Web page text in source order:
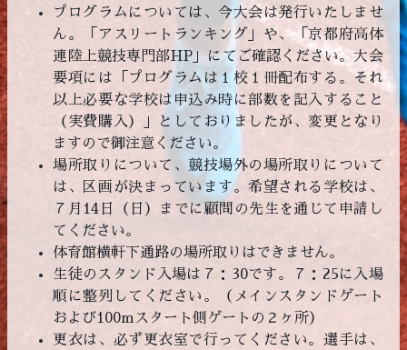
プログラムについては、今大会は発行いたしませ
ん。「アスリートランキング」や、「京都府高体
連陸上競技専門部HP」にてご確認ください。大会
要項には「プログラムは１校１冊配布する。それ
以上必要な学校は申込み時に部数を記入すること
（実費購入）」としておりましたが、変更となり
ますので御注意ください。
場所取りについて、競技場外の場所取りについて
は、区画が決まっています。希望される学校は、
７月14日（日）までに顧問の先生を通じて申請し
てください。
体育館横軒下通路の場所取りはできません。
生徒のスタンド入場は７：30です。７：25に入場
順に整列してください。（メインスタンドゲート
および100mスタート側ゲートの２ヶ所）
更衣は、必ず更衣室で行ってください。選手は、